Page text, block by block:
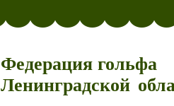
Федерация гольфа
Ленинградской